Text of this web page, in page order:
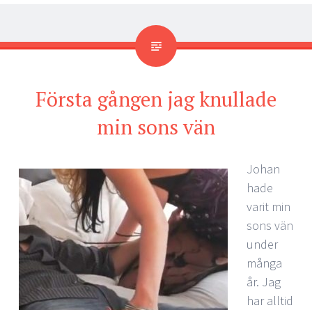
Första gången jag knullade
min sons vän
Johan
hade
varit min
sons vän
under
många
år. Jag
har alltid